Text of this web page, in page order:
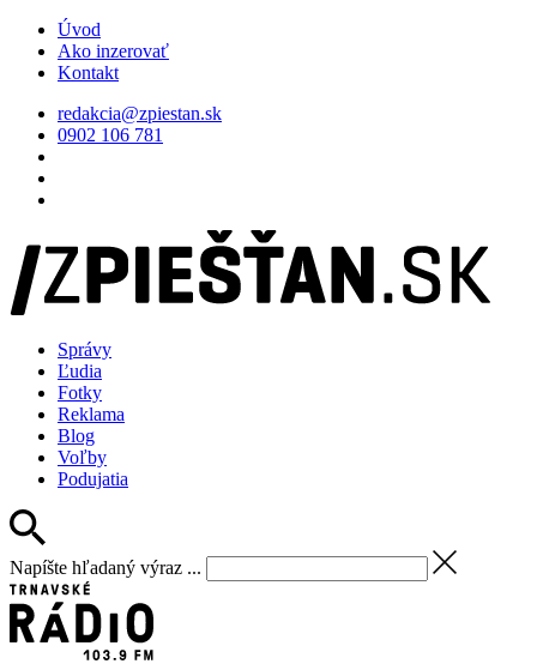
Úvod
Ako inzerovať
Kontakt
redakcia@zpiestan.sk
0902 106 781
Správy
Ľudia
Fotky
Reklama
Blog
Voľby
Podujatia
Napíšte hľadaný výraz ...